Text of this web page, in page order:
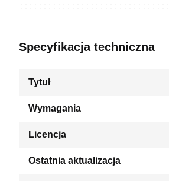
Specyfikacja techniczna
Tytuł
Wymagania
Licencja
Ostatnia aktualizacja